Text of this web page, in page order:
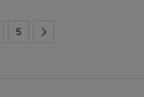
5